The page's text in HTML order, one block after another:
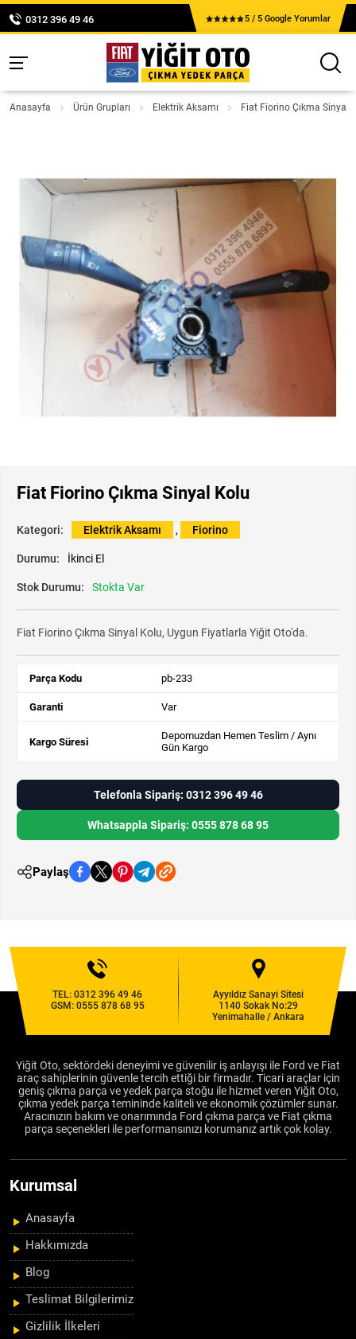
0312 396 49 46 5 / 5 Google Yorumlar
Anasayfa Ürün Grupları Elektrik Aksamı Fiat Fiorino Çıkma Sinyal
Fiat Fiorino Çıkma Sinyal Kolu
Kategori: Elektrik Aksamı , Fiorino
Durumu: İkinci El
Stok Durumu: Stokta Var
Fiat Fiorino Çıkma Sinyal Kolu, Uygun Fiyatlarla Yiğit Oto'da.
Parça Kodu pb-233
Garanti Var
Kargo Süresi
Depomuzdan Hemen Teslim / Aynı
Gün Kargo
Telefonla Sipariş: 0312 396 49 46
Whatsappla Sipariş: 0555 878 68 95
Paylaş
TEL:0312 396 49 46
GSM: 0555 878 68 95
Ayyıldız Sanayi Sitesi
1140 Sokak No:29
Yenimahalle / Ankara
Yiğit Oto, sektördeki deneyimi ve güvenilir iş anlayışı ile Ford ve Fiat
araç sahiplerinin güvenle tercih ettiği bir firmadır. Ticari araçlar için
geniş çıkma parça ve yedek parça stoğu ile hizmet veren Yiğit Oto,
çıkma yedek parça temininde kaliteli ve ekonomik çözümler sunar.
Aracınızın bakım ve onarımında Ford çıkma parça ve Fiat çıkma
parça seçenekleri ile performansınızı korumanız artık çok kolay.
Kurumsal
Anasayfa
Hakkımızda
Blog
Teslimat Bilgilerimiz
Gizlilik İlkeleri